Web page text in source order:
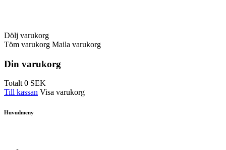
Dölj varukorg
Töm varukorg Maila varukorg
Din varukorg
Totalt0 SEK
Till kassan Visa varukorg
Huvudmeny